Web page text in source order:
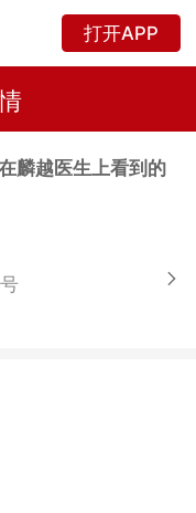
打开APP
麟越医生上看到的